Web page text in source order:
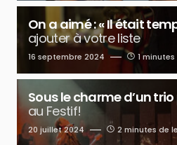
On a aimé : « Il était
ajouter à votre liste
16 septembre 2024 1
Sous le charme d’un
au Festif!
20 juillet 2024 2 minutes de